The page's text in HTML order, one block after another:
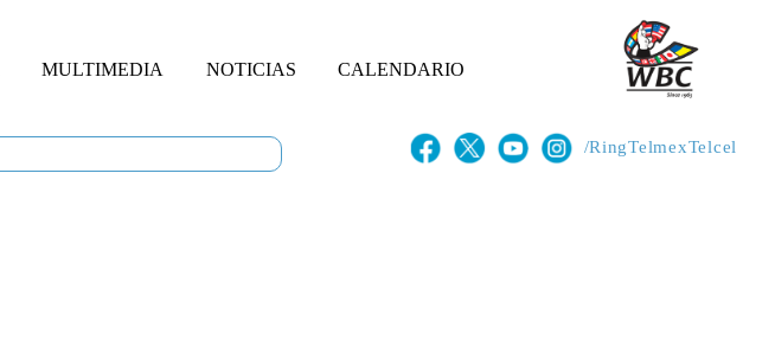
MULTIMEDIA NOTICIAS CALENDARIO
/RingTelmexTelcel